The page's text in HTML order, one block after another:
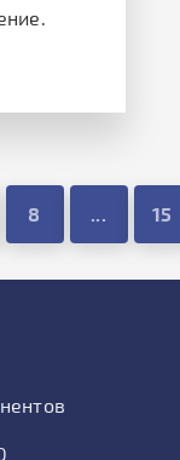
8 ... 15